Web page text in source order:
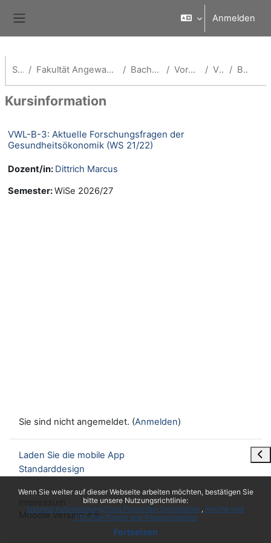
Wenn Sie weiter auf dieser Webseite arbeiten möchten, bestätigen Sie
bitte unsere Nutzungsrichtlinie:
Datenschutzerklärung/Data Protection Declaration
Rechte und
Pflichten/Rights and Responsibilities
Fortsetzen
Anmelden
Startseite Fakultät Angewandte Wirtschaftswissenschaften (School of Management) Bachelor Volkswirtschaftslehre Vorherige Semester (VWL) VWL WS 21/22 Beschreibung
Kursinformation
VWL-B-3: Aktuelle Forschungsfragen der
Gesundheitsökonomik (WS 21/22)
Dozent/in: Dittrich Marcus
Semester:WiSe 2026/27
Sie sind nicht angemeldet. (Anmelden)
Laden Sie die mobile App
Standarddesign
Moodle Version 4.5